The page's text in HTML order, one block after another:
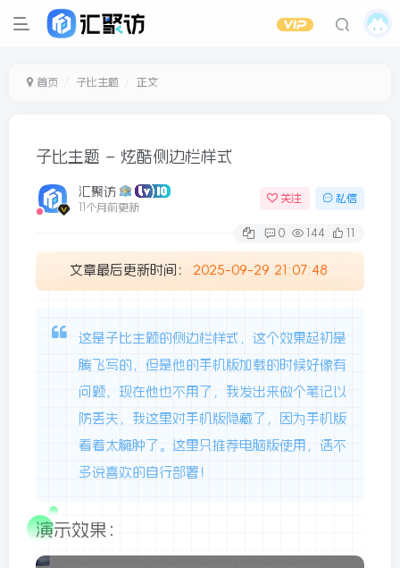
首页 子比主题 正文
子比主题 – 炫酷侧边栏样式
汇聚访
11个月前更新
关注 私信
0 144 11
文章最后更新时间： 2025-09-29 21:07:48
这是子比主题的侧边栏样式，这个效果起初是
腾飞写的，但是他的手机版加载的时候好像有
问题，现在他也不用了，我发出来做个笔记以
防丢失，我这里对手机版隐藏了，因为手机版
看着太臃肿了。这里只推荐电脑版使用，话不
多说喜欢的自行部署！
演示效果：